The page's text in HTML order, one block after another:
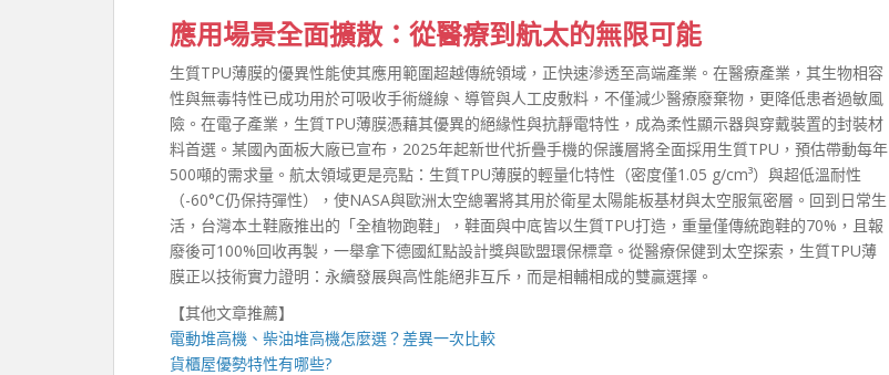
應用場景全面擴散：從醫療到航太的無限可能
生質TPU薄膜的優異性能使其應用範圍超越傳統領域，正快速滲透至高端產業。在醫療產業，其生物相容
性與無毒特性已成功用於可吸收手術縫線、導管與人工皮敷料，不僅減少醫療廢棄物，更降低患者過敏風
險。在電子產業，生質TPU薄膜憑藉其優異的絕緣性與抗靜電特性，成為柔性顯示器與穿戴裝置的封裝材
料首選。某國內面板大廠已宣布，2025年起新世代折疊手機的保護層將全面採用生質TPU，預估帶動每年
500噸的需求量。航太領域更是亮點：生質TPU薄膜的輕量化特性（密度僅1.05 g/cm³）與超低溫耐性
（-60°C仍保持彈性），使NASA與歐洲太空總署將其用於衛星太陽能板基材與太空服氣密層。回到日常生
活，台灣本土鞋廠推出的「全植物跑鞋」，鞋面與中底皆以生質TPU打造，重量僅傳統跑鞋的70%，且報
廢後可100%回收再製，一舉拿下德國紅點設計獎與歐盟環保標章。從醫療保健到太空探索，生質TPU薄
膜正以技術實力證明：永續發展與高性能絕非互斥，而是相輔相成的雙贏選擇。
【其他文章推薦】
電動堆高機 、柴油堆高機怎麼選？差異一次比較
貨櫃屋優勢特性有哪些?